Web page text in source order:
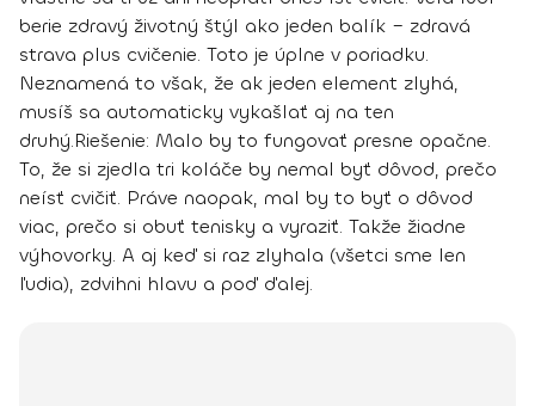
berie zdravý životný štýl ako jeden balík – zdravá
strava plus cvičenie. Toto je úplne v poriadku.
Neznamená to však, že ak jeden element zlyhá,
musíš sa automaticky vykašlať aj na ten
druhý.Riešenie: Malo by to fungovať presne opačne.
To, že si zjedla tri koláče by nemal byť dôvod, prečo
neísť cvičiť. Práve naopak, mal by to byť o dôvod
viac, prečo si obuť tenisky a vyraziť. Takže žiadne
výhovorky. A aj keď si raz zlyhala (všetci sme len
ľudia), zdvihni hlavu a poď ďalej.